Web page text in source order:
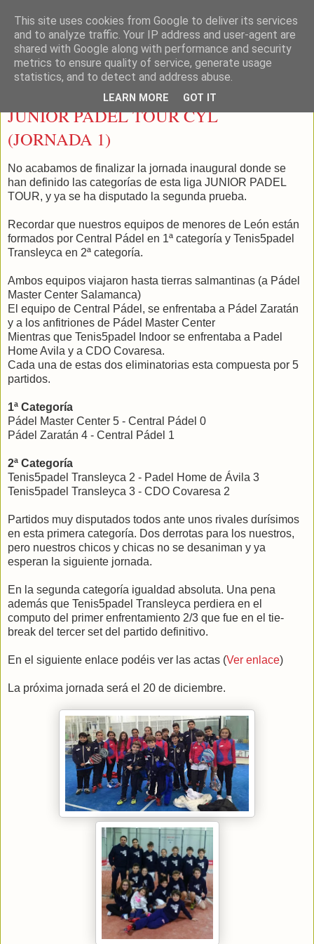
LEON PADEL
jueves, 3 de diciembre de 2015
JUNIOR PADEL TOUR CYL
(JORNADA 1)
No acabamos de finalizar la jornada inaugural donde se
han definido las categorías de esta liga JUNIOR PADEL
TOUR, y ya se ha disputado la segunda prueba.
Recordar que nuestros equipos de menores de León están
formados por Central Pádel en 1ª categoría y Tenis5padel
Transleyca en 2ª categoría.
Ambos equipos viajaron hasta tierras salmantinas (a Pádel
Master Center Salamanca)
El equipo de Central Pádel, se enfrentaba a Pádel Zaratán
y a los anfitriones de Pádel Master Center
Mientras que Tenis5padel Indoor se enfrentaba a Padel
Home Avila y a CDO Covaresa.
Cada una de estas dos eliminatorias esta compuesta por 5
partidos.
1ª Categoría
Pádel Master Center 5 - Central Pádel 0
Pádel Zaratán 4 - Central Pádel 1
2ª Categoría
Tenis5padel Transleyca 2 - Padel Home de Ávila 3
Tenis5padel Transleyca 3 - CDO Covaresa 2
Partidos muy disputados todos ante unos rivales durísimos
en esta primera categoría. Dos derrotas para los nuestros,
pero nuestros chicos y chicas no se desaniman y ya
esperan la siguiente jornada.
En la segunda categoría igualdad absoluta. Una pena
además que Tenis5padel Transleyca perdiera en el
computo del primer enfrentamiento 2/3 que fue en el tie-
break del tercer set del partido definitivo.
En el siguiente enlace podéis ver las actas (Ver enlace)
La próxima jornada será el 20 de diciembre.
This site uses cookies from Google to deliver its services
and to analyze traffic. Your IP address and user-agent are
shared with Google along with performance and security
metrics to ensure quality of service, generate usage
statistics, and to detect and address abuse.
LEARN MORE GOT IT